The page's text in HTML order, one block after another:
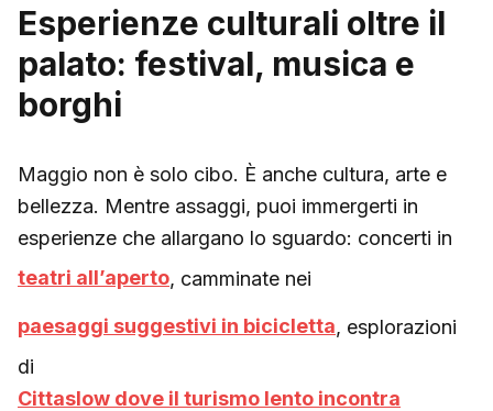
Esperienze culturali oltre il
palato: festival, musica e
borghi
Maggio non è solo cibo. È anche cultura, arte e
bellezza. Mentre assaggi, puoi immergerti in
esperienze che allargano lo sguardo: concerti in
teatri all’aperto , camminate nei
paesaggi suggestivi in bicicletta , esplorazioni
di
Cittaslow dove il turismo lento incontra